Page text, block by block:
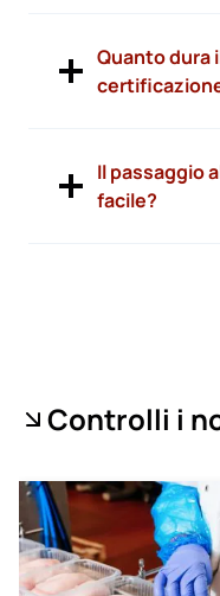
Quanto dura
Il passaggio
facile?
Controlli i